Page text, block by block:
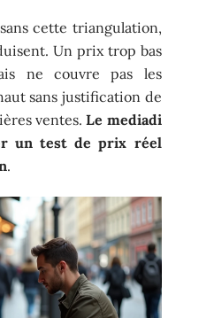
cette triangulation,
Un prix trop bas
ne couvre pas les
sans justification de
ventes.Le mediadi
un test de prix réel
.